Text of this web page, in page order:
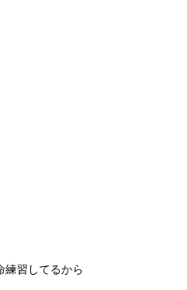
練習してるから